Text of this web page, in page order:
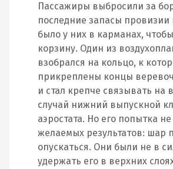
Пассажиры выбросили за
последние запасы провизии
было у них в карманах,
корзину. Один из
взобрался на кольцо, к
прикреплены концы
и стал крепче связывать на
случай нижний выпускной
аэростата. Но его попытка
желаемых результатов: шар
опускаться. Они были не в
удержать его в верхних